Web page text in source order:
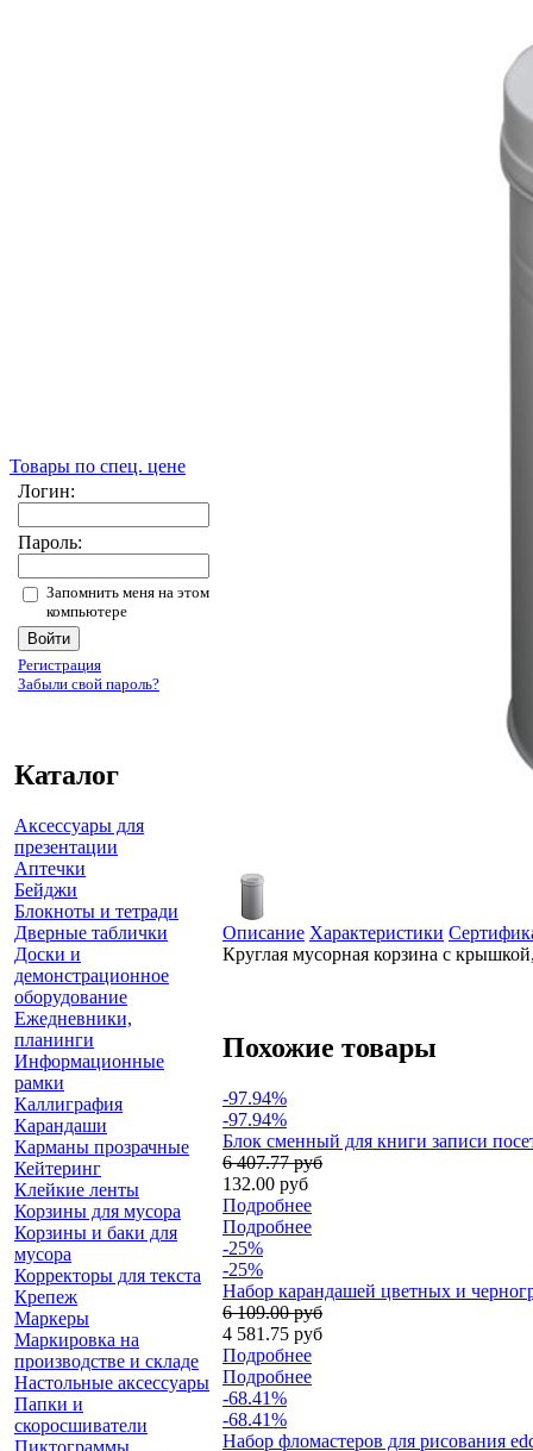
Товары по спец. цене
Логин:
Пароль:
Запомнить меня на этом
компьютере
Регистрация
Забыли свой пароль?
Каталог
Аксессуары для
презентации
Аптечки
Бейджи
Блокноты и тетради
Дверные таблички
Доски и
демонстрационное
оборудование
Ежедневники,
планинги
Информационные
рамки
Каллиграфия
Карандаши
Карманы прозрачные
Кейтеринг
Клейкие ленты
Корзины для мусора
Корзины и баки для
мусора
Корректоры для текста
Крепеж
Маркеры
Маркировка на
производстве и складе
Настольные аксессуары
Папки и
скоросшиватели
Пиктограммы
Описание Характеристики
Круглая мусорная корзина с
Похожие товары
-97.94%
-97.94%
Блок сменный для книги записи
6 407.77 руб
132.00 руб
Подробнее
Подробнее
-25%
-25%
Набор карандашей цветных и
6 109.00 руб
4 581.75 руб
Подробнее
Подробнее
-68.41%
-68.41%
Набор фломастеров для рисования